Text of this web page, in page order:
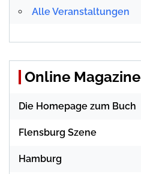
Alle Veranstaltungen
Online Magazine
Die Homepage zum Buch
Flensburg Szene
Hamburg